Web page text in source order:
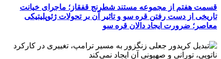
قسمت هفتم از مجموعه مستند شطرنج قفقاز؛ ماجرای خیانت
تاریخی از دست رفتن قره سو و تاثیر آن بر تحولات ژئوپلیتیکی
معاصر؛ ضرورت ایجاد دالان قره سو